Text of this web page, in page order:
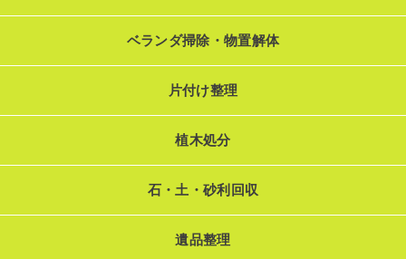
ベランダ掃除・物置解体
片付け整理
植木処分
石・土・砂利回収
遺品整理